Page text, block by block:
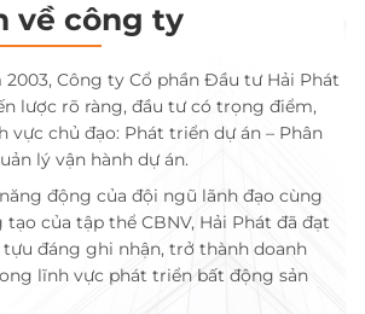
về công ty
2003, Công ty Cổ phần Đầu tư Hải Phát
lược rõ ràng, đầu tư có trọng điểm,
vực chủ đạo: Phát triển dự án – Phân
lý vận hành dự án.
động của đội ngũ lãnh đạo cùng
của tập thể CBNV, Hải Phát đã đạt
đáng ghi nhận, trở thành doanh
lĩnh vực phát triển bất động sản